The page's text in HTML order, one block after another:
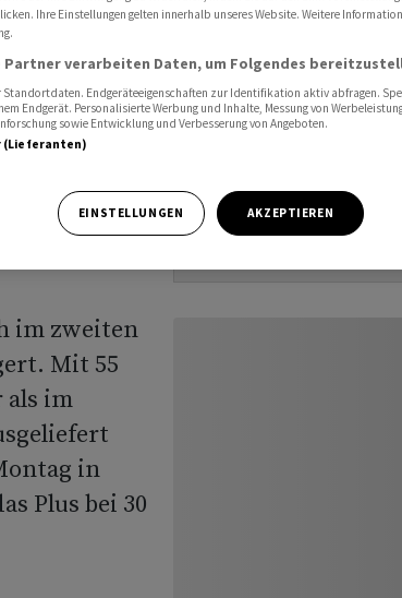
zu
im zweiten
Mit 55
als im
in
Plus bei 30
Ihre Einstellungen gelten innerhalb unseres Website. Weitere
Partner verarbeiten Daten, um Folgendes
Standortdaten. Endgeräteeigenschaften zur Identifikation aktiv abfragen.
Endgerät. Personalisierte Werbung und Inhalte, Messung von
sowie Entwicklung und Verbesserung von Angeboten.
(Lieferanten)
EINSTELLUNGEN AKZEPTIEREN